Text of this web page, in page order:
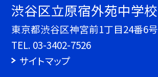
渋谷区立原宿外苑中学校
東京都渋谷区神宮前1丁目24番6号
TEL. 03-3402-7526
サイトマップ